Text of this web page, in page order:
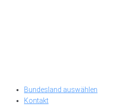
Bundesland auswählen
Kontakt